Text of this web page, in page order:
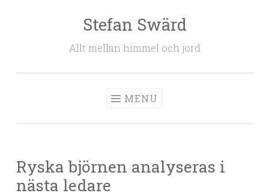
Stefan Swärd
Allt mellan himmel och jord
MENU
Ryska björnen analyseras i
nästa ledare